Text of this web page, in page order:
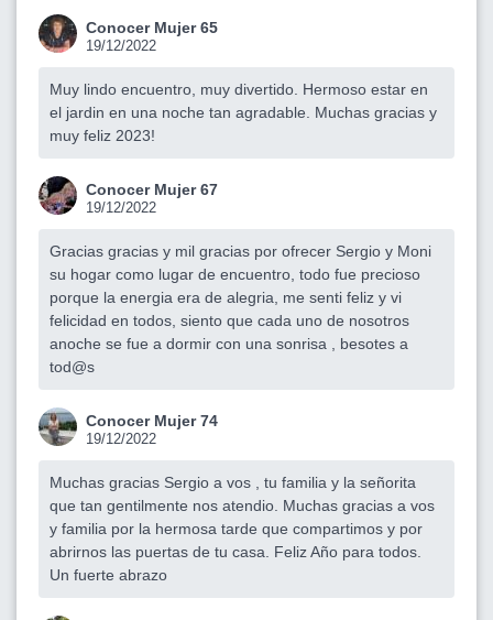
Conocer Mujer 65
19/12/2022
Muy lindo encuentro, muy divertido. Hermoso estar en
el jardin en una noche tan agradable. Muchas gracias y
muy feliz 2023!
Conocer Mujer 67
19/12/2022
Gracias gracias y mil gracias por ofrecer Sergio y Moni
su hogar como lugar de encuentro, todo fue precioso
porque la energia era de alegria, me senti feliz y vi
felicidad en todos, siento que cada uno de nosotros
anoche se fue a dormir con una sonrisa , besotes a
tod@s
Conocer Mujer 74
19/12/2022
Muchas gracias Sergio a vos , tu familia y la señorita
que tan gentilmente nos atendio. Muchas gracias a vos
y familia por la hermosa tarde que compartimos y por
abrirnos las puertas de tu casa. Feliz Año para todos.
Un fuerte abrazo